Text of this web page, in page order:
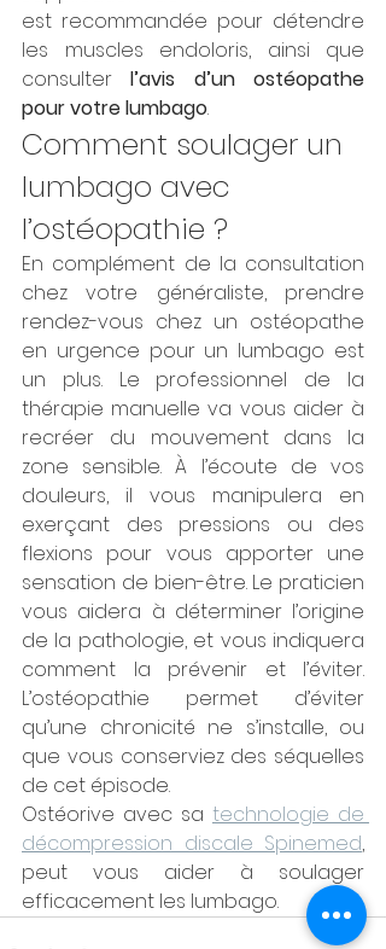
est recommandée pour détendre
les muscles endoloris, ainsi que
consulter l’avis d’un ostéopathe
pour votre lumbago.
Comment soulager un
lumbago avec
l’ostéopathie ?
En complément de la consultation
chez votre généraliste, prendre
rendez-vous chez un ostéopathe
en urgence pour un lumbago est
un plus. Le professionnel de la
thérapie manuelle va vous aider à
recréer du mouvement dans la
zone sensible. À l’écoute de vos
douleurs, il vous manipulera en
exerçant des pressions ou des
flexions pour vous apporter une
sensation de bien-être. Le praticien
vous aidera à déterminer l’origine
de la pathologie, et vous indiquera
comment la prévenir et l’éviter.
L’ostéopathie permet d’éviter
qu’une chronicité ne s’installe, ou
que vous conserviez des séquelles
de cet épisode.
Ostéorive avec sa technologie de
décompression discale Spinemed,
peut vous aider à soulager
efficacement les lumbago.